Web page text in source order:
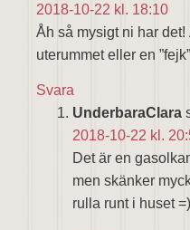
2018-10-22 kl. 18:10
Åh så mysigt ni har
uterummet eller en
Svara
UnderbaraClara
2018-10-22 kl.
Det är en
men skänker
rulla runt i huset =)